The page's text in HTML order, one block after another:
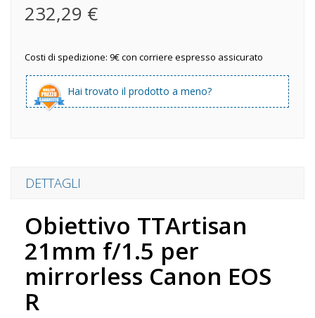
232,29 €
Costi di spedizione: 9€ con corriere espresso assicurato
Hai trovato il prodotto a meno?
DETTAGLI
Obiettivo TTArtisan
21mm f/1.5 per
mirrorless Canon EOS
R